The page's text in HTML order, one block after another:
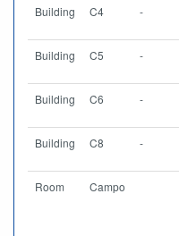
Building C4 -
Building C5 -
Building C6 -
Building C8 -
Room Campo